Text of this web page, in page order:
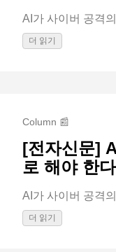
AI가 사이버 공격
더 읽기
Column 📰
[전자신문]
로 해야 한다
AI가 사이버 공격
더 읽기